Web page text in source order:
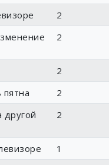
2
2
2
пятна
2
другой
2
1